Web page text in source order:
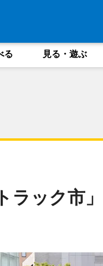
る 見る・遊ぶ
ラック市